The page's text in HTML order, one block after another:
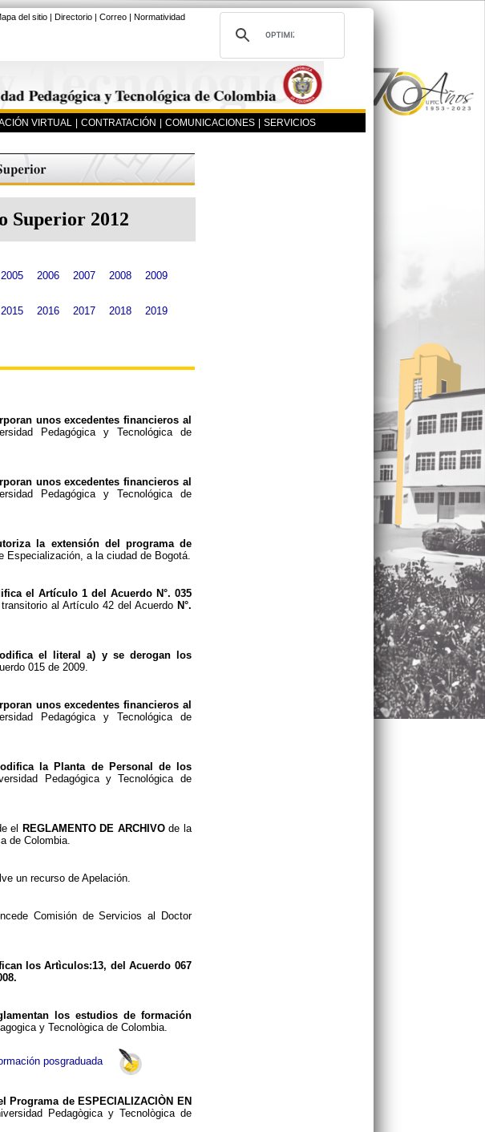
del sitio |Directorio |Correo |Normatividad
VIRTUAL CONTRATACIÓN COMUNICACIONES SERVICIOS
Superior 2012
2005 2006 2007 2008 2009
2015 2016 2017 2018 2019
unos excedentes financieros al
Pedagógica y Tecnológica de
unos excedentes financieros al
Pedagógica y Tecnológica de
la extensión del programa de
Especialización, a la ciudad de Bogotá.
el Artículo 1 del Acuerdo N°. 035
al Artículo 42 del Acuerdo N°.
el literal a) y se derogan los
015 de 2009.
unos excedentes financieros al
Pedagógica y Tecnológica de
la Planta de Personal de los
Pedagógica y Tecnológica de
el REGLAMENTO DE ARCHIVOde la
de Colombia.
un recurso de Apelación.
Comisión de Servicios al Doctor
los Artìculos:13, del Acuerdo 067
los estudios de formación
y Tecnològica de Colombia.
posgraduada
Programa de ESPECIALIZACIÒN EN
Pedagògica y Tecnològica de